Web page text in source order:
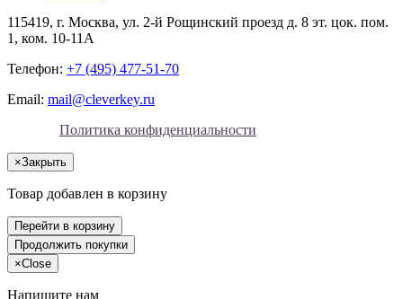
115419, г. Москва, ул. 2-й Рощинский проезд д. 8 эт. цок. пом.
1, ком. 10-11А
Телефон: +7 (495) 477-51-70
Email: mail@cleverkey.ru
Политика конфиденциальности
×Закрыть
Товар добавлен в корзину
Перейти в корзину
Продолжить покупки
×Close
Напишите нам